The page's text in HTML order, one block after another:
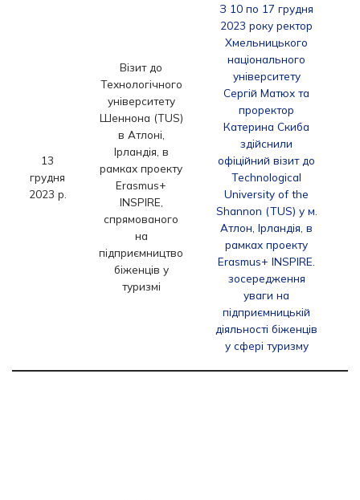
13
грудня
2023 р.
Візит до
Технологічного
університету
Шеннона (TUS)
в Атлоні,
Ірландія, в
рамках проекту
Erasmus+
INSPIRE,
спрямованого
на
підприємництво
біженців у
туризмі
З 10 по 17 грудня
2023 року ректор
Хмельницького
національного
університету
Сергій Матюх та
проректор
Катерина Скиба
здійснили
офіційний візит до
Technological
University of the
Shannon (TUS) у м.
Атлон, Ірландія, в
рамках проекту
Erasmus+ INSPIRE.
зосередження
уваги на
підприємницькій
діяльності біженців
у сфері туризму